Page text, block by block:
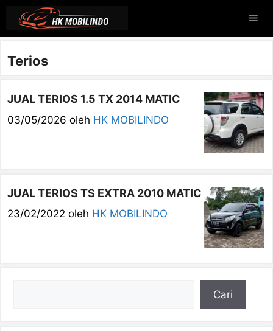
Langsung
isi
Terios
JUAL TERIOS 1.5 TX 2014 MATIC
03/05/2026 oleh HK MOBILINDO
JUAL TERIOS TS EXTRA 2010 MATIC
23/02/2022 oleh HK MOBILINDO
Cari